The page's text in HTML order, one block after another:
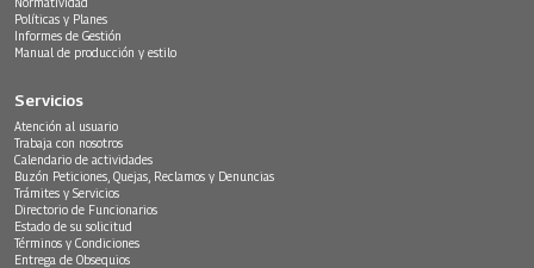
Políticas y Planes
Informes de Gestión
Manual de producción y estilo
Servicios
Atención al usuario
Trabaja con nosotros
Calendario de actividades
Buzón Peticiones, Quejas, Reclamos y Denuncias
Trámites y Servicios
Directorio de Funcionarios
Estado de su solicitud
Términos y Condiciones
Entrega de Obsequios